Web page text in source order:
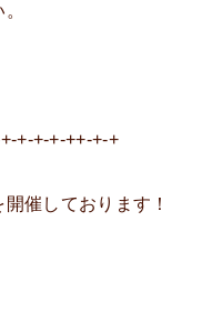
+-+-+-++-+-+
催しております！